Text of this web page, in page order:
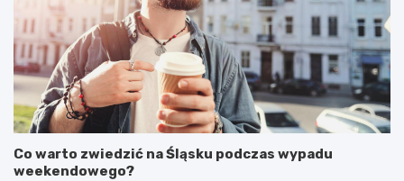
Co warto zwiedzić na Śląsku podczas wypadu
weekendowego?